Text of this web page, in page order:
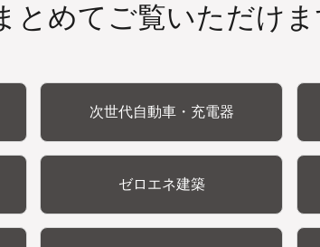
めてご覧いただけま
次世代自動車・充電器
ゼロエネ建築